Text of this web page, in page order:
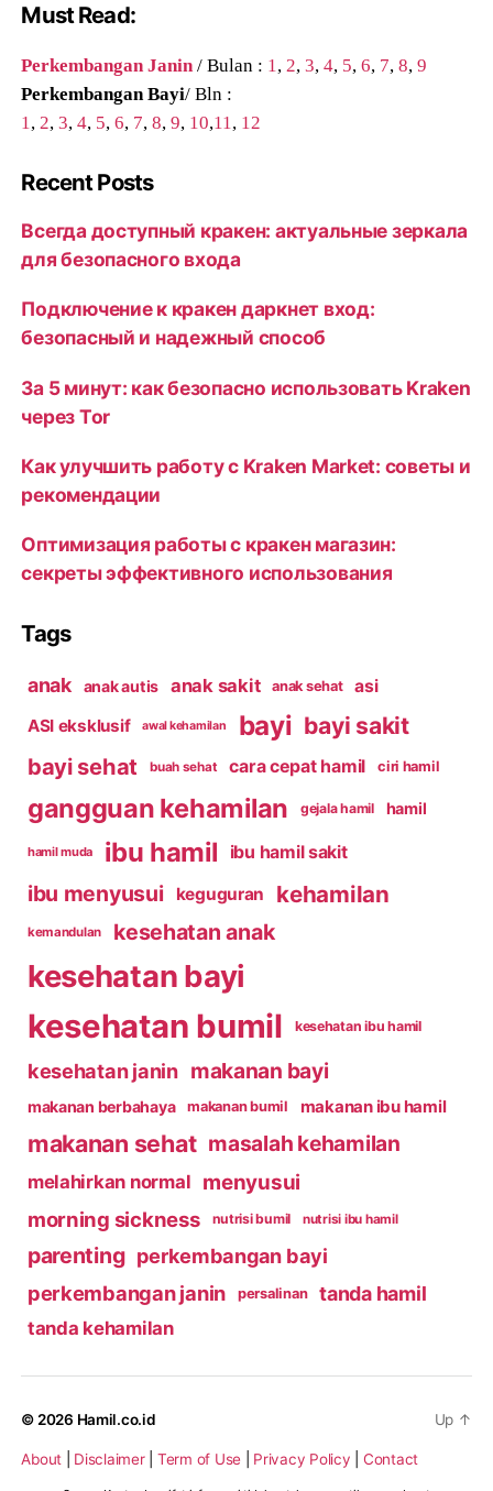
Must Read:
Perkembangan Janin / Bulan : 1 , 2,3,4, 5,6, 7,8,9
Perkembangan Bayi/ Bln :
1 , 2,3,4, 5,6, 7,8,9, 10,11 , 12
Recent Posts
Всегда доступный кракен: актуальные зеркала
для безопасного входа
Подключение к кракен даркнет вход:
безопасный и надежный способ
За 5 минут: как безопасно использовать Kraken
через Tor
Как улучшить работу с Kraken Market: советы и
рекомендации
Оптимизация работы с кракен магазин:
секреты эффективного использования
Tags
anak anak autis anak sakit anak sehat
asi
ASI eksklusif
awal kehamilan bayi bayi sakit
bayi sehat buah sehat cara cepat hamil ciri hamil
gangguan kehamilan gejala hamil hamil
hamil muda ibu hamil ibu hamil sakit
ibu menyusui keguguran kehamilan
kemandulan kesehatan anak
kesehatan bayi
kesehatan bumil kesehatan ibu hamil
kesehatan janin makanan bayi
makanan berbahaya makanan bumil makanan ibu hamil
makanan sehat masalah kehamilan
melahirkan normal menyusui
morning sickness nutrisi bumil nutrisi ibu hamil
parenting perkembangan bayi
perkembangan janin
persalinan tanda hamil
tanda kehamilan
© 2026 Hamil.co.id
About Disclaimer| Term of Use Privacy Policy Contact
Up ↑